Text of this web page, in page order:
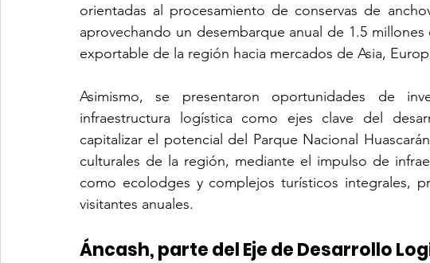
orientadas al procesamiento de conservas de
aprovechando un desembarque anual de 1.5
exportable de la región hacia mercados de Asia,
Asimismo, se presentaron oportunidades de
infraestructura logística como ejes clave del
capitalizar el potencial del Parque Nacional
culturales de la región, mediante el impulso de
como ecolodges y complejos turísticos integrales,
visitantes anuales.
Áncash, parte del Eje de Desarrollo